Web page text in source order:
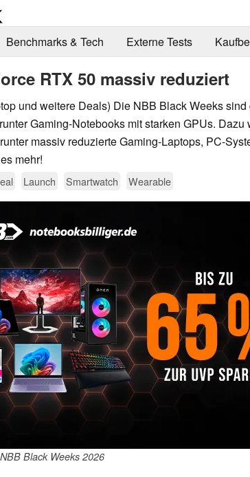
Benchmarks & Tech Externe Tests
RTX 50 massiv reduziert
und weitere Deals) Die NBB Black Weeks sind
Gaming-Notebooks mit starken GPUs. Dazu
massiv reduzierte Gaming-Laptops, PC-
mehr!
Launch Smartwatch Wearable
NBB Black Weeks 2026